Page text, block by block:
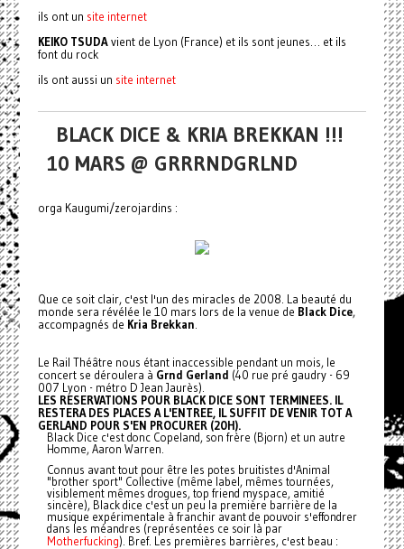
ils ont un site internet
KEIKO TSUDAvient de Lyon (France) et ils sont jeunes… et ils
font du rock
ils ont aussi un site internet
BLACK DICE & KRIA BREKKAN !!!
10 MARS @ GRRRNDGRLND
orga Kaugumi/zerojardins :
Que ce soit clair, c'est l'un des miracles de 2008. La beauté du
monde sera révélée le 10 mars lors de la venue de Black Dice,
accompagnés de Kria Brekkan
Le Rail Théâtre nous étant inaccessible pendant un mois, le
concert se déroulera à Grnd Gerland (40 rue pré gaudry - 69
007 Lyon - métro D Jean Jaurès).
LES RESERVATIONS POUR BLACK DICE SONT TERMINEES. IL
RESTERA DES PLACES A L'ENTREE, IL SUFFIT DE VENIR TOT A
GERLAND POUR S'EN PROCURER (20H).
Black Dice c'est donc Copeland, son frère (Bjorn) et un autre
Homme, Aaron Warren.
Connus avant tout pour être les potes bruitistes d'Animal
"brother sport" Collective (même label, mêmes tournées,
visiblement mêmes drogues, top friend myspace, amitié
sincère), Black dice c'est un peu la première barrière de la
musique expérimentale à franchir avant de pouvoir s'effondrer
dans les méandres (représentées ce soir là par
Motherfucking). Bref. Les premières barrières, c'est beau :